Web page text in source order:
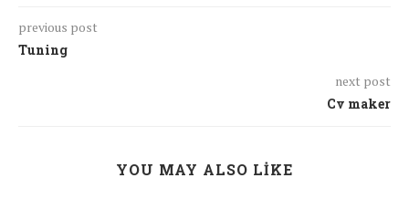
previous post
Tuning
next post
Cv maker
YOU MAY ALSO LIKE